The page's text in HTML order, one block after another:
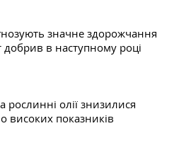
значне здорожчання
добрив в наступному році
рослинні олії знизилися
високих показників